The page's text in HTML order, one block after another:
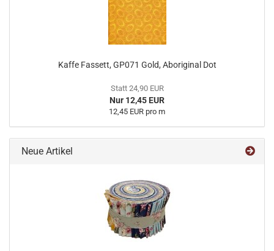
Kaffe Fassett, GP071 Gold, Aboriginal Dot
Statt 24,90 EUR
Nur 12,45 EUR
12,45 EUR pro m
Neue Artikel